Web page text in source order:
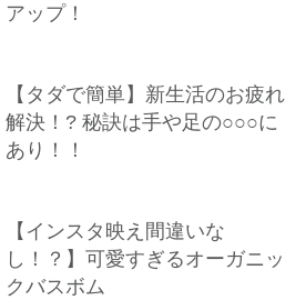
アップ！
【タダで簡単】新生活のお疲れ
解決！? 秘訣は手や足の○○○に
あり！！
【インスタ映え間違いな
し！？】可愛すぎるオーガニッ
クバスボム